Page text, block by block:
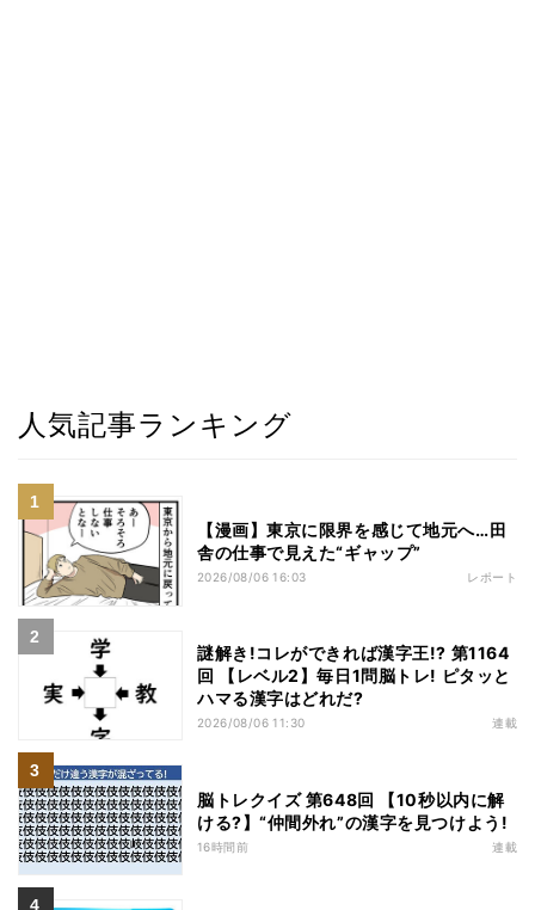
人気記事ランキング
【漫画】東京に限界を感じて地元へ…田
舎の仕事で見えた“ギャップ”
2026/08/06 16:03 レポート
謎解き!コレができれば漢字王!? 第1164
回 【レベル2】毎日1問脳トレ! ピタッと
ハマる漢字はどれだ?
2026/08/06 11:30 連載
脳トレクイズ 第648回 【10秒以内に解
ける?】“仲間外れ”の漢字を見つけよう!
16時間前 連載